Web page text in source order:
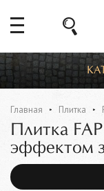
Главная Плитка
Плитка
эффектом